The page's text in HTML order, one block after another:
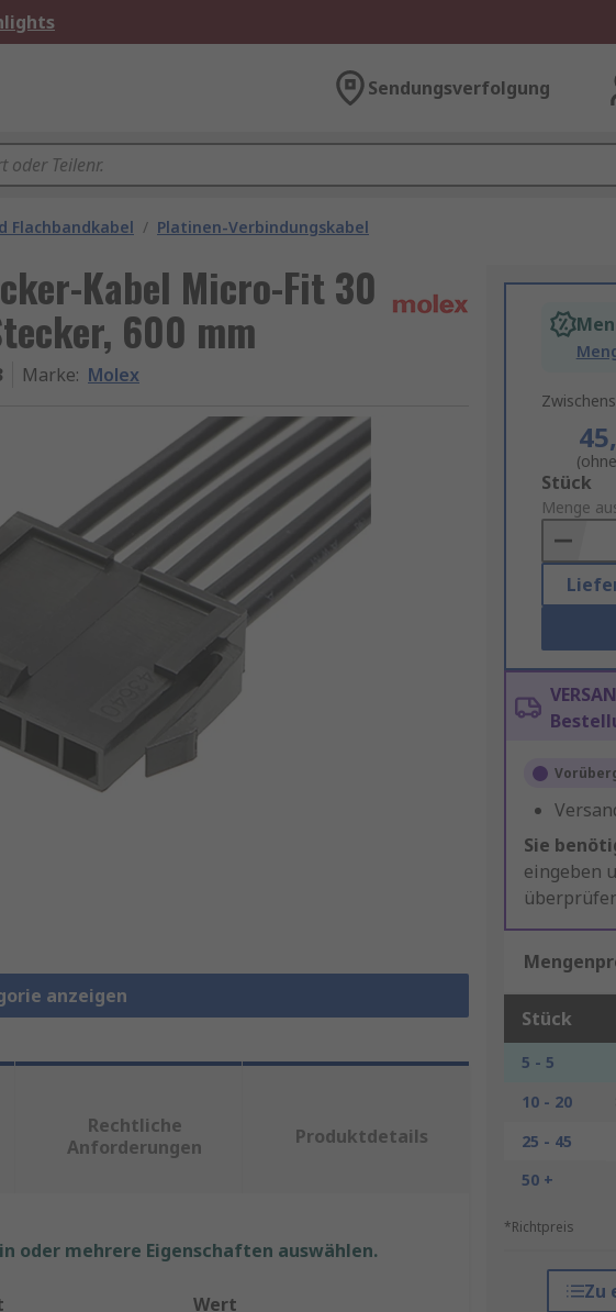
Sendungsverfolgung
Flachbandkabel / Platinen-Verbindungskabel
Kabel Micro-Fit 30
600 mm
Marke: Molex
anzeigen
Add
to
Basket
Stück
Menge
Sie
eingeben
Stück
5 - 5
10 - 20
25 - 45
50 +
*Richtpreis
Zu
Rechtliche
Anforderungen
Produktdetails
oder mehrere Eigenschaften auswählen.
Wert